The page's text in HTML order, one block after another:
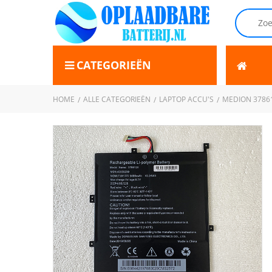
CATEGORIEËN
HOME ALLE CATEGORIEËN LAPTOP ACCU'S MEDION